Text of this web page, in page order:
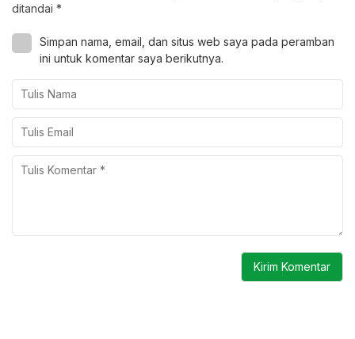
ditandai *
Simpan nama, email, dan situs web saya pada peramban
ini untuk komentar saya berikutnya.